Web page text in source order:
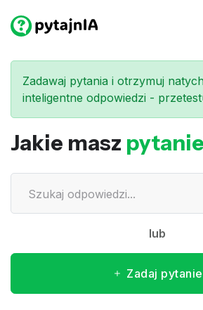
Zadawaj pytania i otrzymuj
inteligentne odpowiedzi -
Jakie masz pytanie
lub
Zadaj pytanie